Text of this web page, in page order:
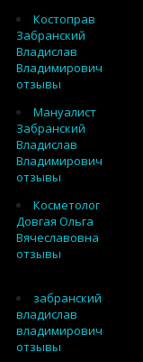
Костоправ
Забранский
Владислав
Владимирович
отзывы
Мануалист
Забранский
Владислав
Владимирович
отзывы
Косметолог
Довгая Ольга
Вячеславовна
отзывы
забранский
владислав
владимирович
отзывы